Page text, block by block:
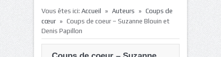
Vous êtes ici: Accueil » Auteurs » Coups de
cœur » Coups de coeur – Suzanne Blouin et
Denis Papillon